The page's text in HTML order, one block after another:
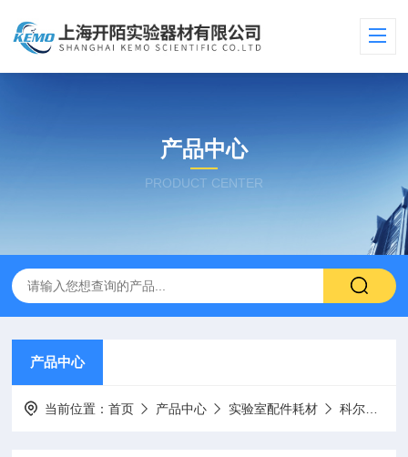
产品中心
PRODUCT CENTER
产品中心
当前位置：首页 产品中心 实验室配件耗材 科尔帕默Cole-Parmer仪器配件